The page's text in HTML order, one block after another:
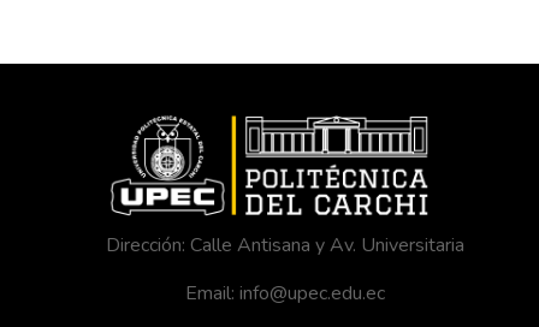
Dirección: Calle Antisana y Av. Universitaria
Email: info@upec.edu.ec